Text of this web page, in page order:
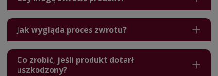
Jak wygląda proces zwrotu?
Co zrobić, jeśli produkt dotarł
uszkodzony?